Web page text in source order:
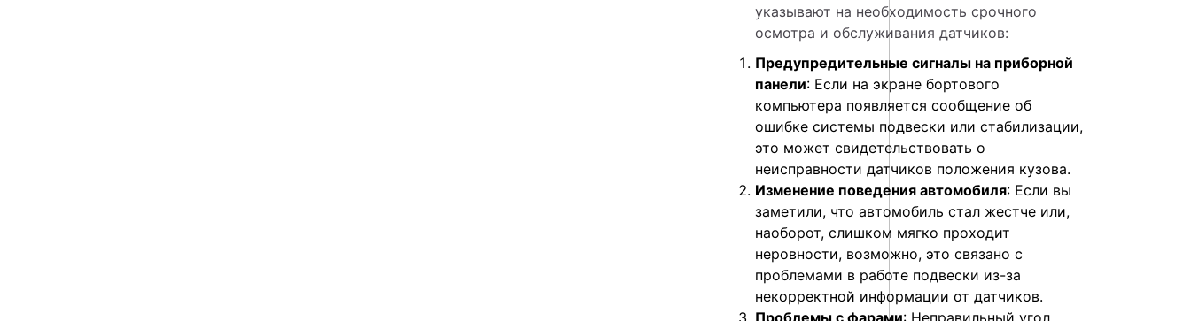
указывают на необходимость срочного
осмотра и обслуживания датчиков:
Предупредительные сигналы на приборной
панели: Если на экране бортового
компьютера появляется сообщение об
ошибке системы подвески или стабилизации,
это может свидетельствовать о
неисправности датчиков положения кузова.
Изменение поведения автомобиля: Если вы
заметили, что автомобиль стал жестче или,
наоборот, слишком мягко проходит
неровности, возможно, это связано с
проблемами в работе подвески из-за
некорректной информации от датчиков.
Проблемы с фарами: Неправильный угол